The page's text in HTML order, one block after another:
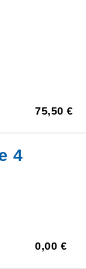
75,50 €
4
0,00 €